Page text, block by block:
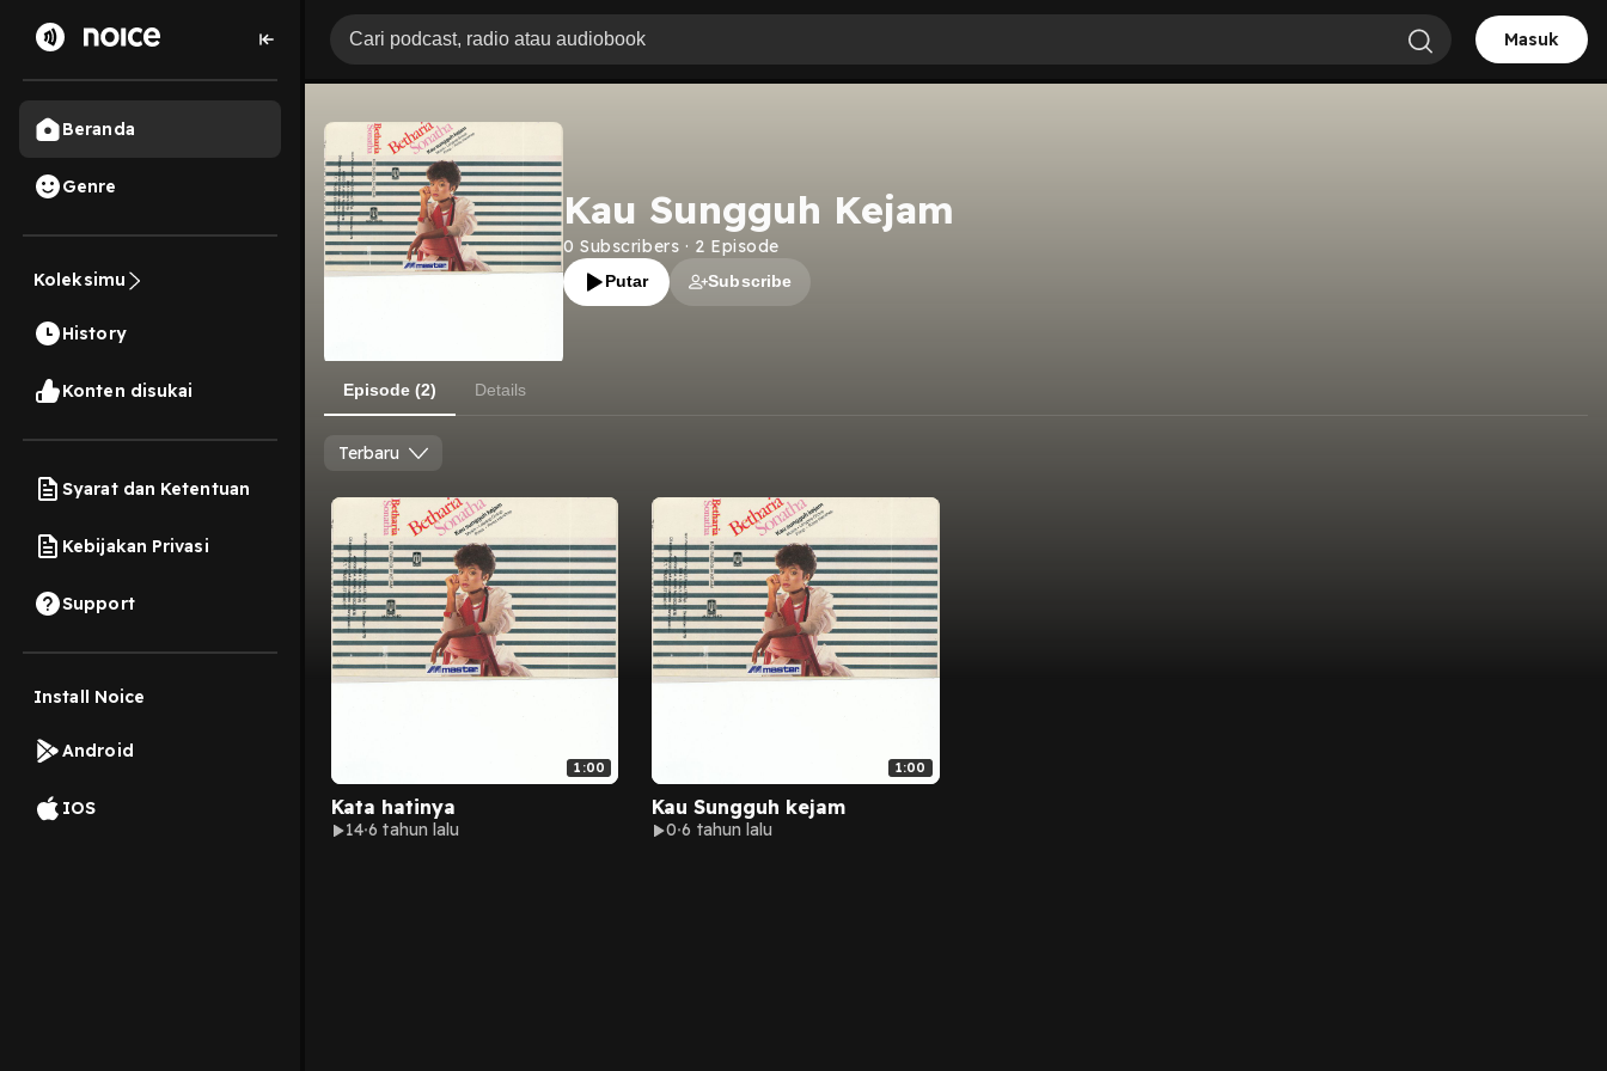
Beranda
Genre
Koleksimu
History
Konten disukai
Syarat dan Ketentuan
Kebijakan Privasi
Support
Install Noice
Android
IOS
Masuk
Kau Sungguh Kejam
0 Subscribers · 2 Episode
Putar Subscribe
Episode (2) Details
Terbaru
1:00
Kata hatinya
14 6 tahun lalu
1:00
Kau Sungguh kejam
0 6 tahun lalu